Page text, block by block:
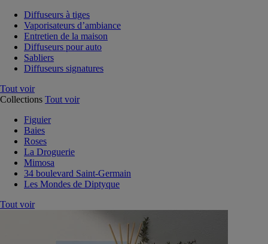
Diffuseurs à tiges
Vaporisateurs d’ambiance
Entretien de la maison
Diffuseurs pour auto
Sabliers
Diffuseurs signatures
Tout voir
Collections Tout voir
Figuier
Baies
Roses
La Droguerie
Mimosa
34 boulevard Saint-Germain
Les Mondes de Diptyque
Tout voir